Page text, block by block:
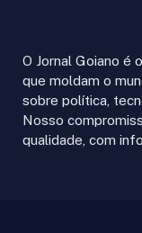
O Jornal Goiano é
que moldam o
sobre política,
Nosso
qualidade, com